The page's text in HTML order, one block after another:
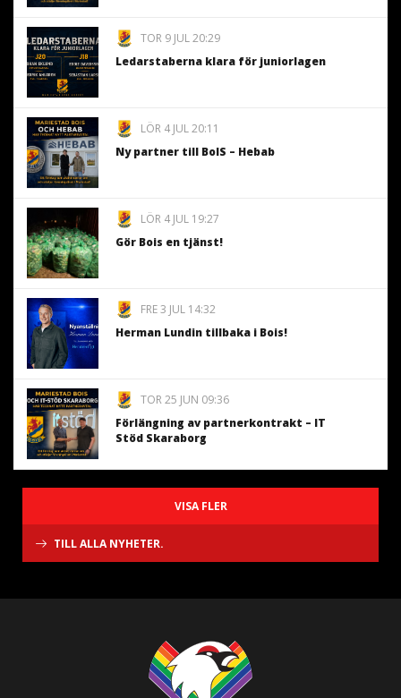
TOR 9 JUL 20:29
Ledarstaberna klara för juniorlagen
LÖR 4 JUL 20:11
Ny partner till BoIS – Hebab
LÖR 4 JUL 19:27
Gör Bois en tjänst!
FRE 3 JUL 14:32
Herman Lundin tillbaka i Bois!
TOR 25 JUN 09:36
Förlängning av partnerkontrakt – IT
Stöd Skaraborg
VISA FLER
TILL ALLA NYHETER.